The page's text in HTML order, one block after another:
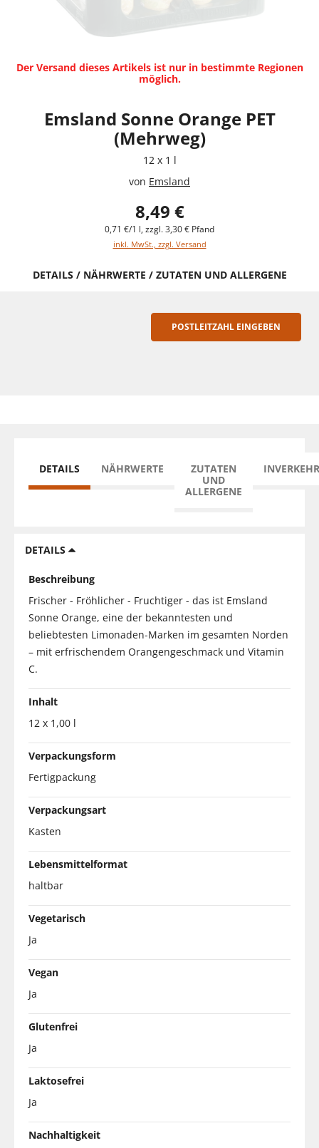
Der Versand dieses Artikels ist nur in bestimmte Regionen
möglich.
Emsland Sonne Orange PET
(Mehrweg)
12 x 1 l
von Emsland
8,49 €
0,71 €/1 l, zzgl. 3,30 € Pfand
inkl. MwSt., zzgl. Versand
DETAILS / NÄHRWERTE / ZUTATEN UND ALLERGENE
POSTLEITZAHL EINGEBEN
DETAILS NÄHRWERTE
ZUTATEN
UND
ALLERGENE
DETAILS
Beschreibung
Frischer - Fröhlicher - Fruchtiger - das ist Emsland
Sonne Orange, eine der bekanntesten und
beliebtesten Limonaden-Marken im gesamten Norden
– mit erfrischendem Orangengeschmack und Vitamin
C.
Inhalt
12 x 1,00 l
Verpackungsform
Fertigpackung
Verpackungsart
Kasten
Lebensmittelformat
haltbar
Vegetarisch
Ja
Vegan
Ja
Glutenfrei
Ja
Laktosefrei
Ja
Nachhaltigkeit